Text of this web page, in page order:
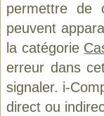
permettre de
peuvent
la catégorie
erreur dans
signaler. i-
direct ou